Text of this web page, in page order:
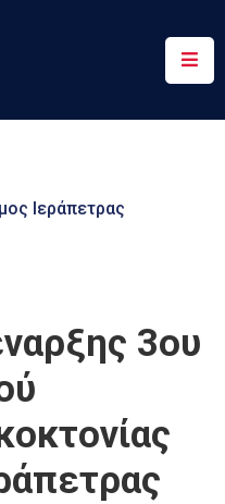
Ιεράπετρας
3ου